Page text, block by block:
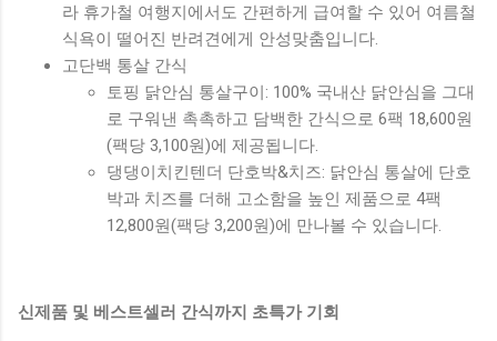
라 휴가철 여행지에서도 간편하게 급여할 수 있어 여름철
식욕이 떨어진 반려견에게 안성맞춤입니다.
고단백 통살 간식
토핑 닭안심 통살구이: 100% 국내산 닭안심을 그대
로 구워낸 촉촉하고 담백한 간식으로 6팩 18,600원
(팩당 3,100원)에 제공됩니다.
댕댕이치킨텐더 단호박&치즈: 닭안심 통살에 단호
박과 치즈를 더해 고소함을 높인 제품으로 4팩
12,800원(팩당 3,200원)에 만나볼 수 있습니다.
신제품 및 베스트셀러 간식까지 초특가 기회